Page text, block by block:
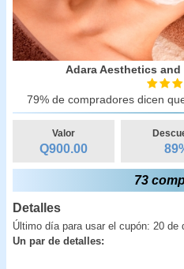
Adara Aesthetics and
79% de compradores dicen
Valor
Q900.00 89
73
Detalles
Último día para usar el cupón: 20 de
Un par de detalles: